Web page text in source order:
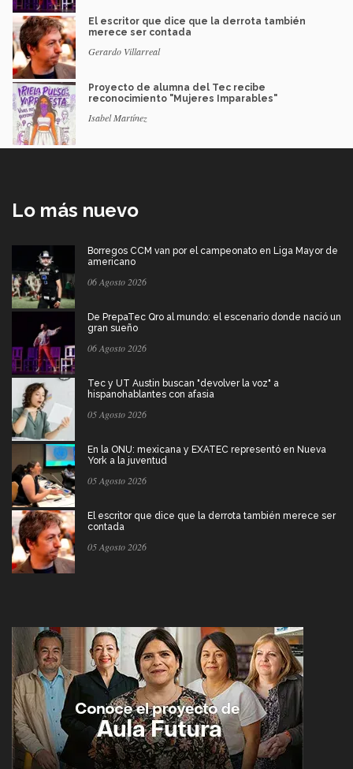
El escritor que dice que la derrota también
merece ser contada
Gerardo Villarreal
Proyecto de alumna del Tec recibe
reconocimiento "Mujeres Imparables"
Isabel Martínez
Lo más nuevo
Borregos CCM van por el campeonato en Liga Mayor de
americano
06 Agosto 2026
De PrepaTec Qro al mundo: el escenario donde nació un
gran sueño
06 Agosto 2026
Tec y UT Austin buscan "devolver la voz" a
hispanohablantes con afasia
05 Agosto 2026
En la ONU: mexicana y EXATEC representó en Nueva
York a la juventud
05 Agosto 2026
El escritor que dice que la derrota también merece ser
contada
05 Agosto 2026